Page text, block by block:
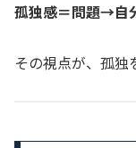
孤独感＝問題→自
その視点が、孤独